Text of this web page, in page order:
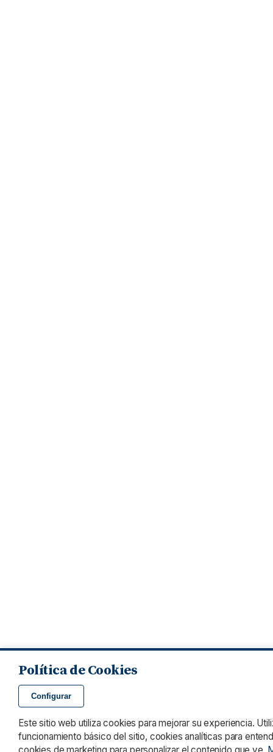
Política de Cookies
Configurar
Este sitio web utiliza cookies para mejorar su experiencia.
funcionamiento básico del sitio, cookies analíticas para